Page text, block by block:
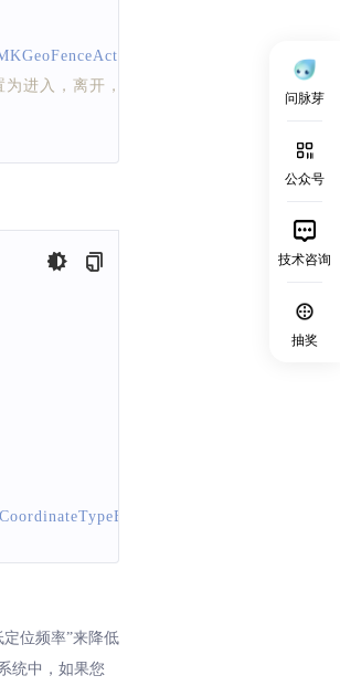
问脉芽
公众号
技术咨询
抽奖
进入，离开，停留（在围栏内10分钟以上
位频率”来降低
统中，如果您